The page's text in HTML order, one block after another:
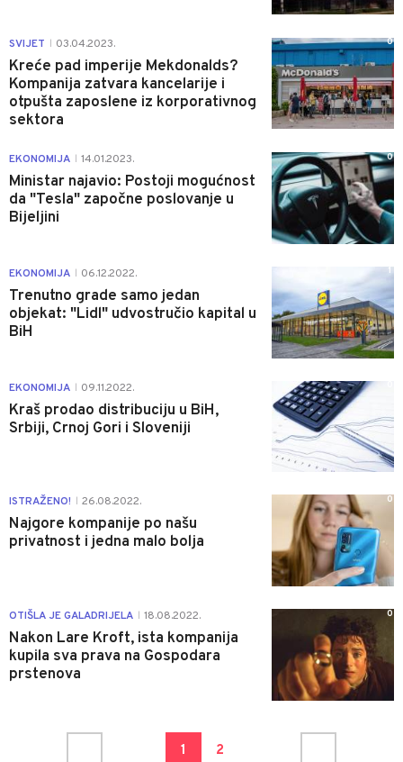
SVIJET 03.04.2023.
Kreće pad imperije Mekdonalds?
Kompanija zatvara kancelarije i
otpušta zaposlene iz korporativnog
sektora
0
EKONOMIJA 14.01.2023.
Ministar najavio: Postoji mogućnost
da "Tesla" započne poslovanje u
Bijeljini
0
EKONOMIJA 06.12.2022.
Trenutno grade samo jedan
objekat: "Lidl" udvostručio kapital u
BiH
1
EKONOMIJA 09.11.2022.
Kraš prodao distribuciju u BiH,
Srbiji, Crnoj Gori i Sloveniji
ISTRAŽENO! 26.08.2022.
Najgore kompanije po našu
privatnost i jedna malo bolja
0
OTIŠLA JE GALADRIJELA 18.08.2022.
Nakon Lare Kroft, ista kompanija
kupila sva prava na Gospodara
prstenova
0
1 2